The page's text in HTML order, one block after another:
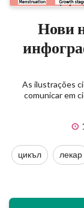
Нови
As ilustrações
comunicar em
цикъл лекар